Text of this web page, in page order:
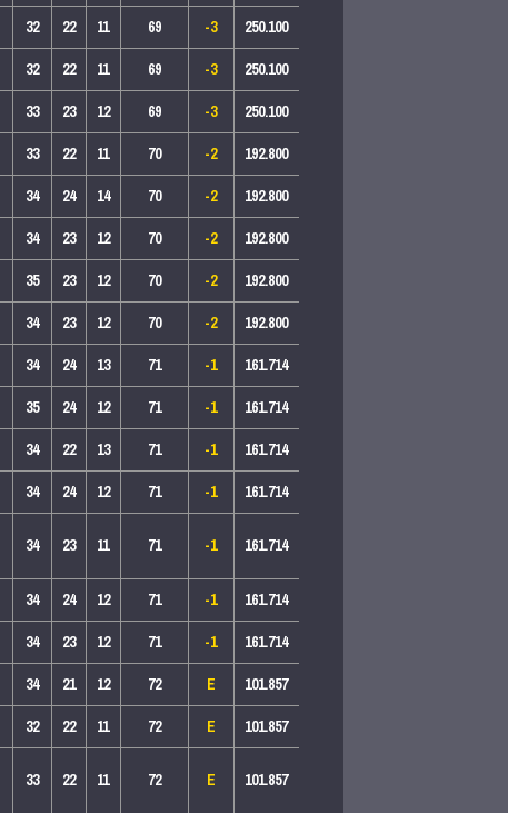
32 22 11 69 -3
250.100
32 22 11 69 -3
250.100
33 23 12 69 -3
250.100
33 22 11 70 -2
192.800
34 24 14 70 -2
192.800
34 23 12 70 -2
192.800
35 23 12 70 -2
192.800
34 23 12 70 -2
192.800
34 24 13 71 -1
161.714
35 24 12 71 -1
161.714
34 22 13 71 -1
161.714
34 24 12 71 -1
161.714
34 23 11 71 -1
161.714
34 24 12 71 -1
161.714
34 23 12 71 -1
161.714
34 21 12 72 E
101.857
32 22 11 72 E
101.857
33 22 11 72 E
101.857